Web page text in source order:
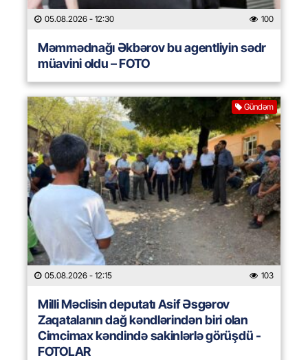
05.08.2026 - 12:30 100
Məmmədnağı Əkbərov bu agentliyin sədr
müavini oldu – FOTO
Gündəm
05.08.2026 - 12:15 103
Milli Məclisin deputatı Asif Əsgərov
Zaqatalanın dağ kəndlərindən biri olan
Cimcimax kəndində sakinlərlə görüşdü -
FOTOLAR